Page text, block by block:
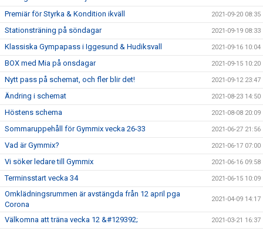
Premiär för Styrka & Kondition ikväll 2021-09-20 08:35
Stationsträning på söndagar 2021-09-19 08:33
Klassiska Gympapass i Iggesund & Hudiksvall 2021-09-16 10:04
BOX med Mia på onsdagar 2021-09-15 10:20
Nytt pass på schemat, och fler blir det! 2021-09-12 23:47
Ändring i schemat 2021-08-23 14:50
Höstens schema 2021-08-08 20:09
Sommaruppehåll för Gymmix vecka 26-33 2021-06-27 21:56
Vad är Gymmix? 2021-06-17 07:00
Vi söker ledare till Gymmix 2021-06-16 09:58
Terminsstart vecka 34 2021-06-15 10:09
Omklädningsrummen är avstängda från 12 april pga
Corona
2021-04-09 14:17
Välkomna att träna vecka 12 &#129392; 2021-03-21 16:37